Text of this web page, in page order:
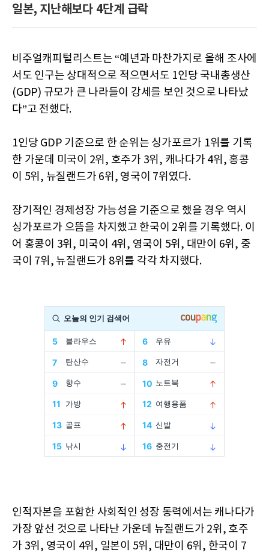
일본, 지난해보다 4단계 급락
비주얼캐피털리스트는 “예년과 마찬가지로 올해 조사에
서도 인구는 상대적으로 적으면서도 1인당 국내총생산
(GDP) 규모가 큰 나라들이 강세를 보인 것으로 나타났
다”고 전했다.
1인당 GDP 기준으로 한 순위는 싱가포르가 1위를 기록
한 가운데 미국이 2위, 호주가 3위, 캐나다가 4위, 홍콩
이 5위, 뉴질랜드가 6위, 영국이 7위였다.
장기적인 경제성장 가능성을 기준으로 했을 경우 역시
싱가포르가 으뜸을 차지했고 한국이 2위를 기록했다. 이
어 홍콩이 3위, 미국이 4위, 영국이 5위, 대만이 6위, 중
국이 7위, 뉴질랜드가 8위를 각각 차지했다.
인적자본을 포함한 사회적인 성장 동력에서는 캐나다가
가장 앞선 것으로 나타난 가운데 뉴질랜드가 2위, 호주
가 3위, 영국이 4위, 일본이 5위, 대만이 6위, 한국이 7